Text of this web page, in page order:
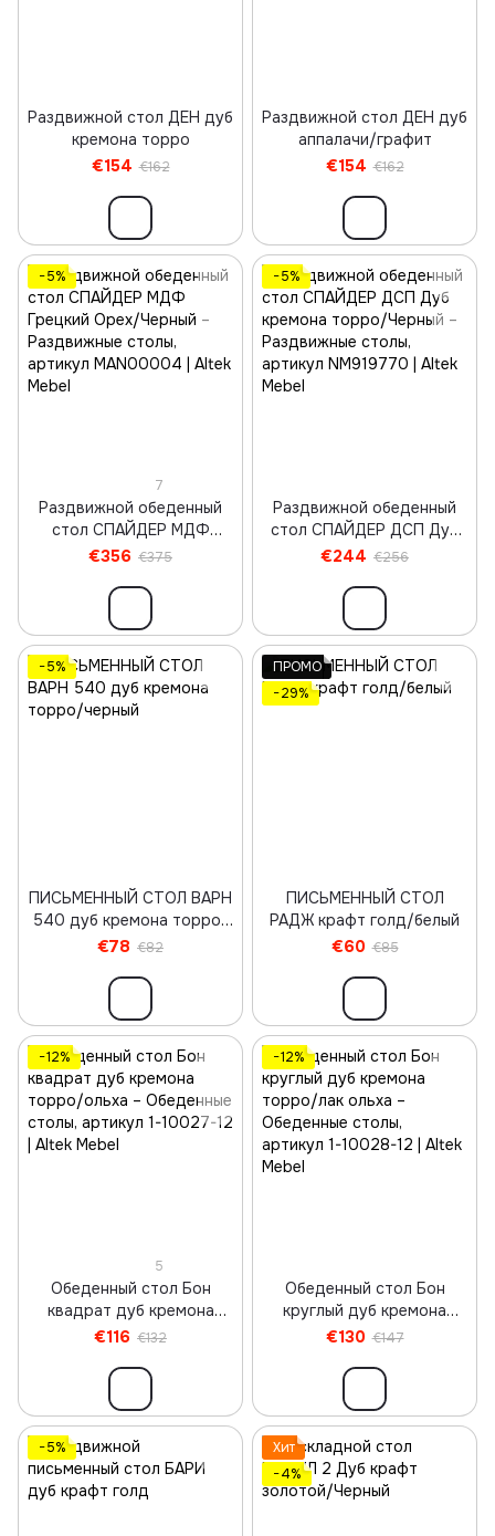
Раздвижной стол ДЕН дуб
кремона торро
€154 €162
Раздвижной стол ДЕН дуб
аппалачи/графит
€154 €162
−5%
7
Раздвижной обеденный
стол СПАЙДЕР МДФ
Грецкий Орех/Черный
€356 €375
−5%
Раздвижной обеденный
стол СПАЙДЕР ДСП Дуб
кремона торро/Черный
€244 €256
−5%
ПИСЬМЕННЫЙ СТОЛ ВАРН
540 дуб кремона торро/
черный
€78 €82
ПРОМО
−29%
ПИСЬМЕННЫЙ СТОЛ
РАДЖ крафт голд/белый
€60 €85
−12%
5
Обеденный стол Бон
квадрат дуб кремона
торро/ольха
€116 €132
−12%
Обеденный стол Бон
круглый дуб кремона
торро/лак ольха
€130 €147
−5%
Хит
−4%